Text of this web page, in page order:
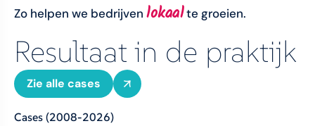
Zo helpen we bedrijven lokaalte groeien.
Resultaat in de praktijk
Zie alle cases
Cases (2008-2026)